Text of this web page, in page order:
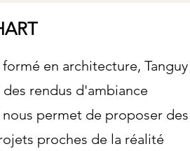
en architecture, Tanguy
rendus d'ambiance
permet de proposer des
proches de la réalité